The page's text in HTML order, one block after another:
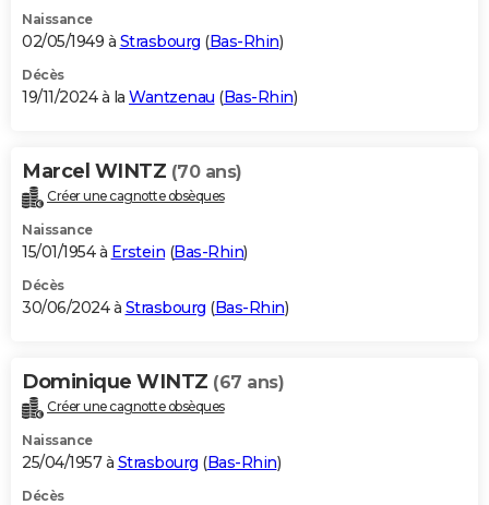
Naissance
02/05/1949 à Strasbourg (Bas-Rhin)
Décès
19/11/2024 à la Wantzenau (Bas-Rhin)
Marcel WINTZ (70 ans)
Créer une cagnotte obsèques
Naissance
15/01/1954 à Erstein (Bas-Rhin)
Décès
30/06/2024 à Strasbourg (Bas-Rhin)
Dominique WINTZ (67 ans)
Créer une cagnotte obsèques
Naissance
25/04/1957 à Strasbourg (Bas-Rhin)
Décès